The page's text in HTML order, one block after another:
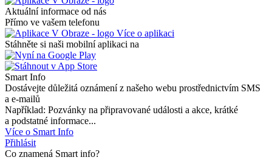
Aktuální informace od nás
Přímo ve vašem telefonu
Více o aplikaci
Stáhněte si naši mobilní aplikaci na
Smart Info
Dostávejte důležitá oznámení z našeho webu prostřednictvím SMS
a e-mailů
Například: Pozvánky na připravované události a akce, krátké
a podstatné informace...
Více o Smart Info
Přihlásit
Co znamená Smart info?